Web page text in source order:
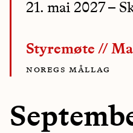
21. mai 2027–
Styremøte //
noregs mållag